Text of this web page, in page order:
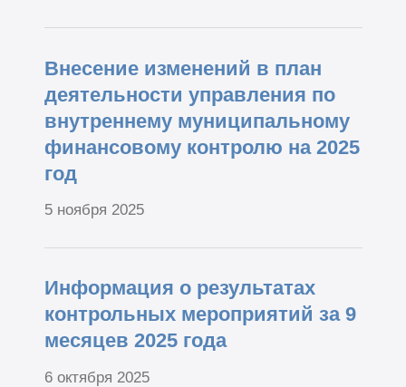
Внесение изменений в план
деятельности управления по
внутреннему муниципальному
финансовому контролю на 2025
год
5 ноября 2025
Информация о результатах
контрольных мероприятий за 9
месяцев 2025 года
6 октября 2025